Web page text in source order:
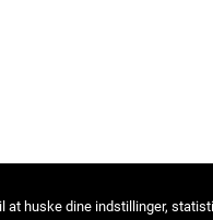
at huske dine indstillinger,